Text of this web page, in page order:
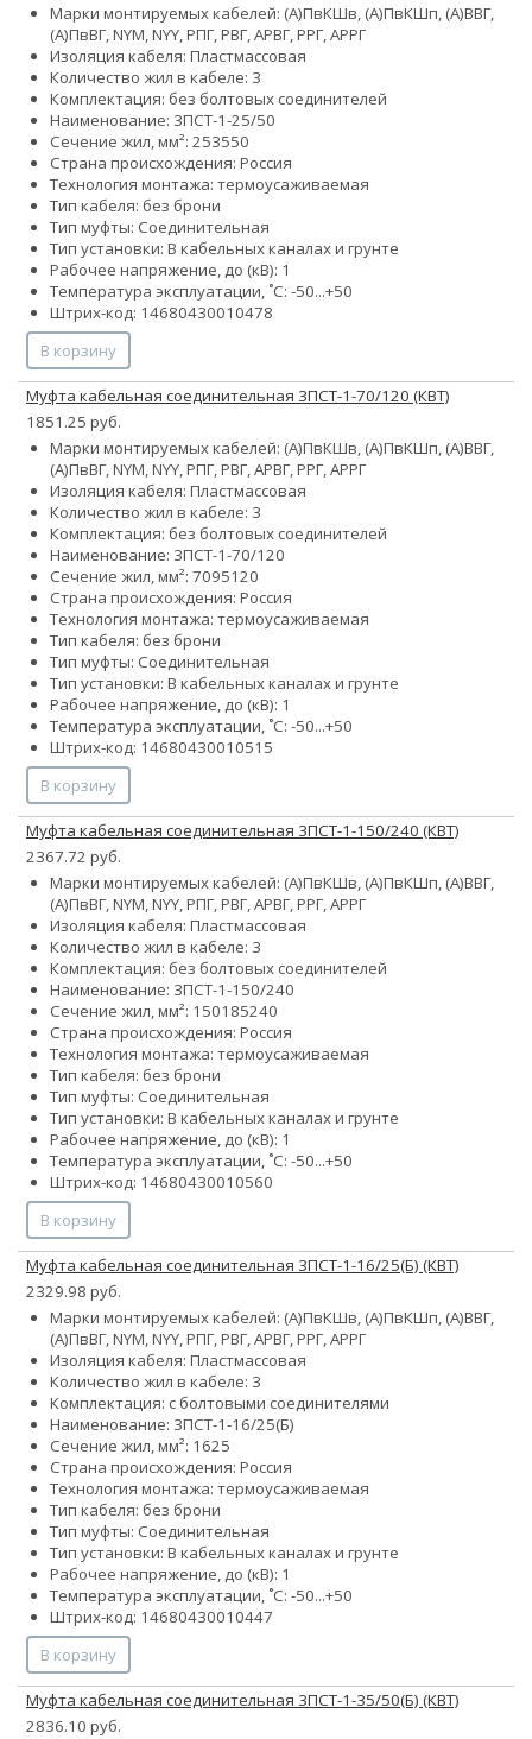
Марки монтируемых кабелей: (А)ПвКШв, (А)ПвКШп, (А)ВВГ,
(А)ПвВГ, NYM, NYY, РПГ, РВГ, АРВГ, РРГ, АРРГ
Изоляция кабеля: Пластмассовая
Количество жил в кабеле: 3
Комплектация: без болтовых соединителей
Наименование: 3ПСТ-1-25/50
Сечение жил, мм²: 253550
Страна происхождения: Россия
Технология монтажа: термоусаживаемая
Тип кабеля: без брони
Тип муфты: Соединительная
Тип установки: В кабельных каналах и грунте
Рабочее напряжение, до (кВ): 1
Температура эксплуатации, ˚С: -50...+50
Штрих-код: 14680430010478
В корзину
Муфта кабельная соединительная 3ПСТ-1-70/120 (КВТ)
1851.25 руб.
Марки монтируемых кабелей: (А)ПвКШв, (А)ПвКШп, (А)ВВГ,
(А)ПвВГ, NYM, NYY, РПГ, РВГ, АРВГ, РРГ, АРРГ
Изоляция кабеля: Пластмассовая
Количество жил в кабеле: 3
Комплектация: без болтовых соединителей
Наименование: 3ПСТ-1-70/120
Сечение жил, мм²: 7095120
Страна происхождения: Россия
Технология монтажа: термоусаживаемая
Тип кабеля: без брони
Тип муфты: Соединительная
Тип установки: В кабельных каналах и грунте
Рабочее напряжение, до (кВ): 1
Температура эксплуатации, ˚С: -50...+50
Штрих-код: 14680430010515
В корзину
Муфта кабельная соединительная 3ПСТ-1-150/240 (КВТ)
2367.72 руб.
Марки монтируемых кабелей: (А)ПвКШв, (А)ПвКШп, (А)ВВГ,
(А)ПвВГ, NYM, NYY, РПГ, РВГ, АРВГ, РРГ, АРРГ
Изоляция кабеля: Пластмассовая
Количество жил в кабеле: 3
Комплектация: без болтовых соединителей
Наименование: 3ПСТ-1-150/240
Сечение жил, мм²: 150185240
Страна происхождения: Россия
Технология монтажа: термоусаживаемая
Тип кабеля: без брони
Тип муфты: Соединительная
Тип установки: В кабельных каналах и грунте
Рабочее напряжение, до (кВ): 1
Температура эксплуатации, ˚С: -50...+50
Штрих-код: 14680430010560
В корзину
Муфта кабельная соединительная 3ПСТ-1-16/25(Б) (КВТ)
2329.98 руб.
Марки монтируемых кабелей: (А)ПвКШв, (А)ПвКШп, (А)ВВГ,
(А)ПвВГ, NYM, NYY, РПГ, РВГ, АРВГ, РРГ, АРРГ
Изоляция кабеля: Пластмассовая
Количество жил в кабеле: 3
Комплектация: с болтовыми соединителями
Наименование: 3ПСТ-1-16/25(Б)
Сечение жил, мм²: 1625
Страна происхождения: Россия
Технология монтажа: термоусаживаемая
Тип кабеля: без брони
Тип муфты: Соединительная
Тип установки: В кабельных каналах и грунте
Рабочее напряжение, до (кВ): 1
Температура эксплуатации, ˚С: -50...+50
Штрих-код: 14680430010447
В корзину
Муфта кабельная соединительная 3ПСТ-1-35/50(Б) (КВТ)
2836.10 руб.